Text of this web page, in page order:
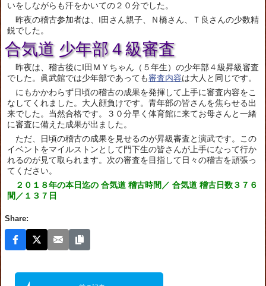
いをしながらも汗をかいての２０分でした。
昨夜の稽古参加者は、I田さん親子、Ｎ橋さん、Ｔ良さんの少数精
鋭でした。
合気道 少年部４級審査
昨夜は、稽古後にI田ＭＹちゃん（５年生）の少年部４級昇級審査
でした。眞武館では少年部であっても審査内容は大人と同じです。
にもかかわらず日頃の稽古の成果を発揮して上手に審査内容をこ
なしてくれました。大人顔負けです。青年部の皆さんを焦らせる出
来でした。当然合格です。３０分早く体育館に来てお母さんと一緒
に審査に備えた成果が出ました。
ただ、日頃の稽古の成果を見せるのが昇級審査と演武です。この
イベントをマイルストンとして門下生の皆さんが上手になって行か
れるのが見て取られます。次の審査を目指して日々の稽古を頑張っ
てください。
２０１８年の本日迄の 合気道 稽古時間／ 合気道 稽古日数３７６
間／１３７日
Share: